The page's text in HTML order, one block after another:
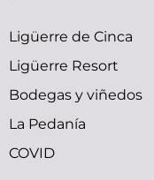
Ligüerre de Cinca
Ligüerre Resort
Bodegas y viñedos
La Pedanía
COVID